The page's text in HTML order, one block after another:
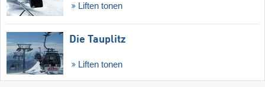
Liften tonen
Die Tauplitz
Liften tonen